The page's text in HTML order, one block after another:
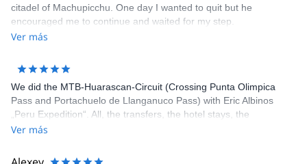
citadel of Machupicchu. One day I wanted to quit but he
encouraged me to continue and waited for my step.
Ver más
We did the MTB-Huarascan-Circuit (Crossing Punta Olimpica
Pass and Portachuelo de Llanganuco Pass) with Eric Albinos
„Peru Expedition“. All, the transfers, the hotel stays, the
acclimatization tours and the circuit itself, was well organized. Eric
Guide Joni is an excellent mountain bike-guide and good tailor
Ver más